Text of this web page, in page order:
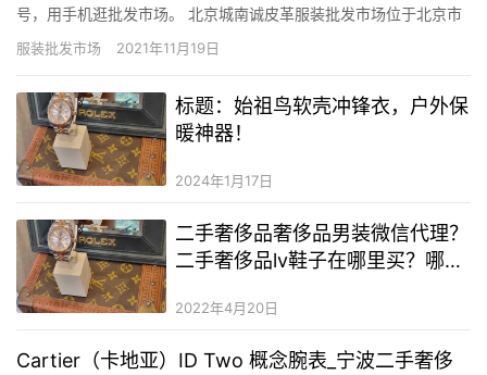
号，用手机逛批发市场。 北京城南诚皮革服装批发市场位于北京市
丰台区海慧寺1号，主营商品：服装、皮革。公司自成立以来，本着
诚信为本、客户至上、竭诚服务的原则，积极促进中国和东欧地区
服装批发市场 2021年11月19日
标题：始祖鸟软壳冲锋衣，户外保
暖神器！
2024年1月17日
二手奢侈品奢侈品男装微信代理？
二手奢侈品lv鞋子在哪里买？哪里
2022年4月20日
Cartier（卡地亚）ID Two 概念腕表_宁波二手奢侈